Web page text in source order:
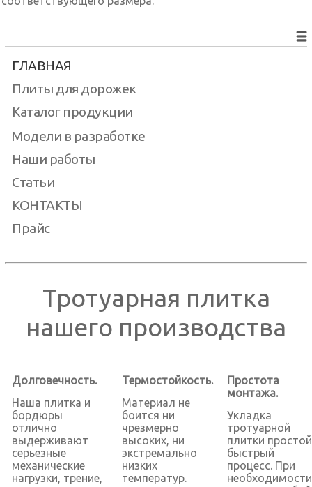
ГЛАВНАЯ
Плиты для дорожек
Каталог продукции
Модели в разработке
Наши работы
Статьи
КОНТАКТЫ
Прайс
Тротуарная плитка
нашего производства
Долговечность.
Наша плитка и
бордюры
отлично
выдерживают
серьезные
механические
нагрузки, трение,
Термостойкость.
Материал не
боится ни
чрезмерно
высоких, ни
экстремально
низких
температур.
Простота
монтажа.
Укладка
тротуарной
плитки
быстрый
процесс. При
необходимости